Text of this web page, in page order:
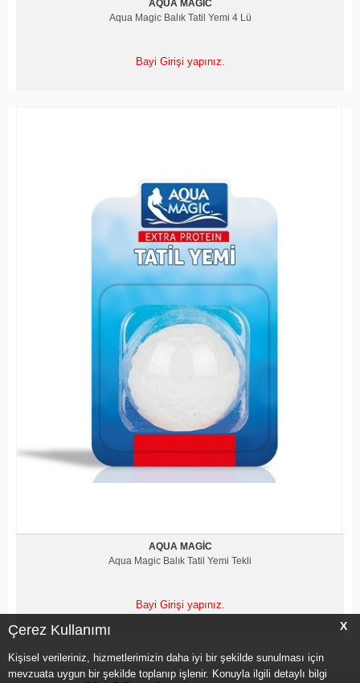
X
Çerez Kullanımı
Kişisel verileriniz, hizmetlerimizin daha iyi bir şekilde sunulması için
mevzuata uygun bir şekilde toplanıp işlenir. Konuyla ilgili detaylı bilgi
AQUA MAGIC
Aqua Magic Balık Tatil Yemi 4 Lü
Bayi Girişi yapınız.
AQUA MAGIC
Aqua Magic Balık Tatil Yemi Tekli
Bayi Girişi yapınız.